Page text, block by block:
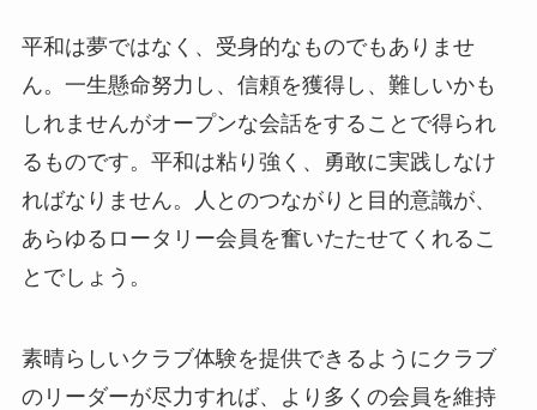
平和は夢ではなく、受身的なものでもありませ
ん。一生懸命努力し、信頼を獲得し、難しいかも
しれませんがオープンな会話をすることで得られ
るものです。平和は粘り強く、勇敢に実践しなけ
ればなりません。人とのつながりと目的意識が、
あらゆるロータリー会員を奮いたたせてくれるこ
とでしょう。
素晴らしいクラブ体験を提供できるようにクラブ
のリーダーが尽力すれば、より多くの会員を維持